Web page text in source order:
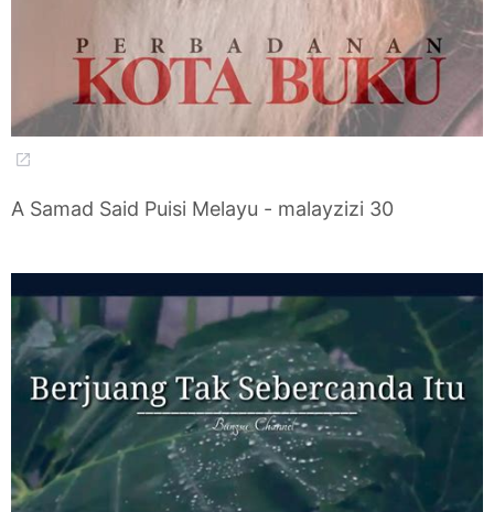
A Samad Said Puisi Melayu - malayzizi 30